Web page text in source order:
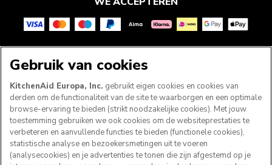
VOLG ONS
Gebruik van cookies
KitchenAid Europa, Inc. gebruikt eigen cookies en cookies van
derden om de functionaliteit van de site te waarborgen en een optimale
browse-ervaring te bieden (strikt noodzakelijke cookies). Met jouw
toestemming gebruiken we ook cookies om de websiteprestaties te
verbeteren en aanvullende functies te bieden (functionele cookies),
statistische analyse en bezoekersmetingen uit te voeren
(analysecookies) en je advertenties te tonen die zijn afgestemd op je